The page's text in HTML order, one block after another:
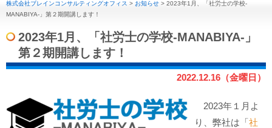
株式会社ブレインコンサルティングオフィス > お知らせ > 2023年1月、「社労士の学校-
MANABIYA-」第２期開講します！
2023年1月、「社労士の学校-MANABIYA-」
第２期開講します！
2022.12.16（金曜日）
2023年１月よ
り、弊社は「社